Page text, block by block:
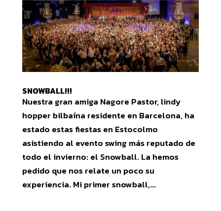
SNOWBALL!!!
Nuestra gran amiga Nagore Pastor, lindy
hopper bilbaína residente en Barcelona, ha
estado estas fiestas en Estocolmo
asistiendo al evento swing más reputado de
todo el invierno: el Snowball. La hemos
pedido que nos relate un poco su
experiencia. Mi primer snowball,...